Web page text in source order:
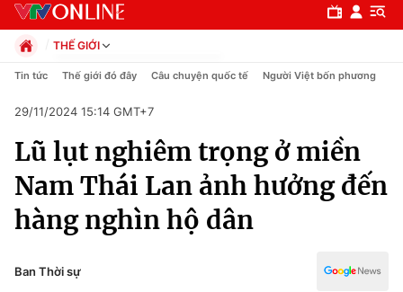
Chuyên mục
Chính trị
Xã hội
Pháp luật
THẾ GIỚI
Chính trị
Pháp luật
Kinh tế
Thể thao
Truyền hình
Văn hóa - Giải trí
Y tế
Công nghệ
Tin tức Thế giới đó đây Câu chuyện quốc tế Người Việt bốn phương
29/11/2024 15:14 GMT+7
Lũ lụt nghiêm trọng ở miền
Nam Thái Lan ảnh hưởng đến
hàng nghìn hộ dân
Ban Thời sự